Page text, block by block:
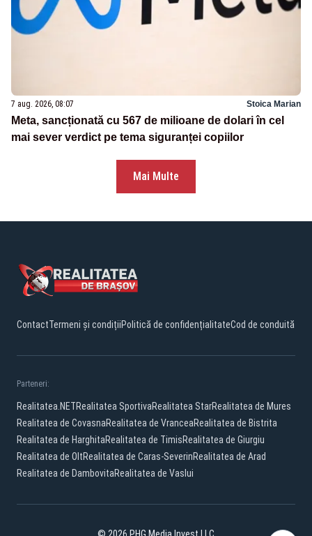
7 aug. 2026, 08:07 Stoica Marian
Meta, sancționată cu 567 de milioane de dolari în cel
mai sever verdict pe tema siguranței copiilor
Mai Multe
ContactTermeni și condițiiPolitică de confidențialitateCod de conduită
Parteneri:
Realitatea.NETRealitatea SportivaRealitatea StarRealitatea de Mures
Realitatea de CovasnaRealitatea de VranceaRealitatea de Bistrita
Realitatea de HarghitaRealitatea de TimisRealitatea de Giurgiu
Realitatea de OltRealitatea de Caras-SeverinRealitatea de Arad
Realitatea de DambovitaRealitatea de Vaslui